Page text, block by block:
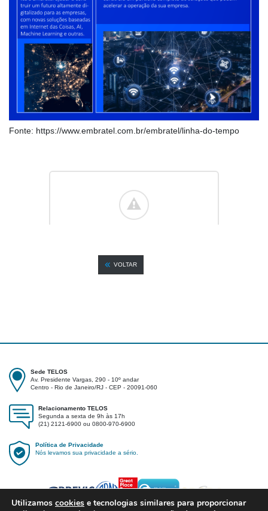
Fonte: https://www.embratel.com.br/embratel/linha-do-tempo
VOLTAR
Sede TELOS
Av. Presidente Vargas, 290 - 10º andar
Centro - Rio de Janeiro/RJ - CEP - 20091-060
Relacionamento TELOS
Segunda a sexta de 9h às 17h
(21) 2121-6900 ou 0800-970-6900
Política de Privacidade
Nós levamos sua privacidade a sério.
Utilizamos cookies e tecnologias similares para proporcionar